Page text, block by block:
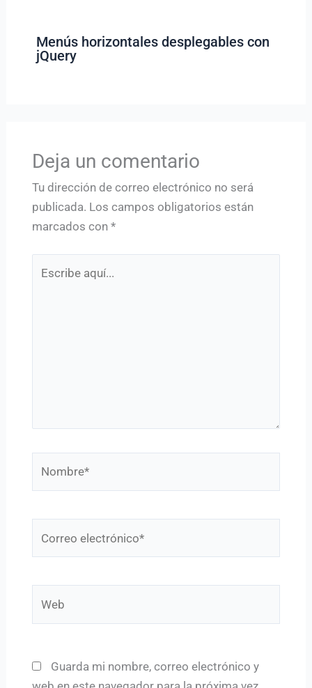
Menús horizontales desplegables con
jQuery
Deja un comentario
Tu dirección de correo electrónico no será
publicada. Los campos obligatorios están
marcados con *
electrónico*
Guarda mi nombre, correo electrónico y